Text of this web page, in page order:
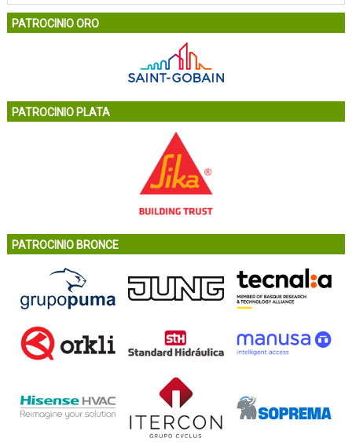
PATROCINIO ORO
PATROCINIO PLATA
PATROCINIO BRONCE